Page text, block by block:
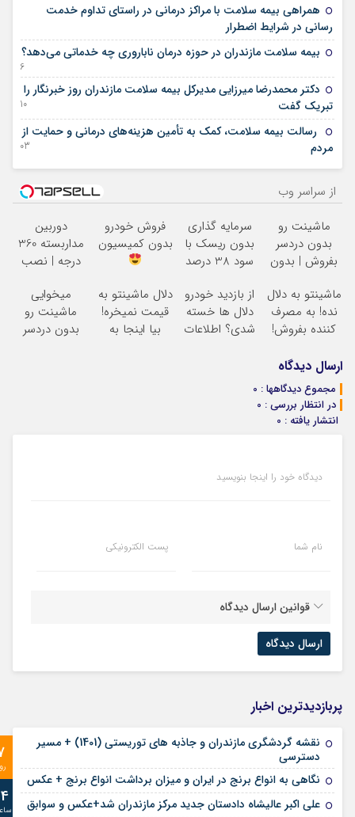
همراهی بیمه سلامت با مراکز درمانی در راستای تداوم خدمت
رسانی در شرایط اضطرار
بیمه سلامت مازندران در حوزه درمان ناباروری چه خدماتی می‌دهد؟
06 جولای 2023
دکتر محمدرضا میرزایی مدیرکل بیمه سلامت مازندران روز خبرنگار را
تبریک گفت
10 آگوست 2022
رسالت بیمه سلامت، کمک به تأمین هزینه‌های درمانی و حمایت از
مردم
03 آگوست 2022
از سراسر وب
ماشینت رو
بدون دردسر
بفروش | بدون
سرمایه گذاری
بدون ریسک با
سود 38 درصد
فروش خودرو
بدون کمیسیون
دوربین
مداربسته 360
درجه | نصب
ماشینتو به دلال
نده! به مصرف
کننده بفروش!
یک تماس
از بازدید خودرو
دلال ها خسته
شدی؟ اطلاعات
دلال ماشینتو به
قیمت نمیخره!
بیا اینجا به
میخوایی
ماشینت رو
بدون دردسر
ارسال دیدگاه
مجموع دیدگاهها : 0
در انتظار بررسی : 0
انتشار یافته : 0
دیدگاه خود را اینجا بنویسید
نام شما پست الکترونیکی
قوانین ارسال دیدگاه
پربازدیدترین اخبار
نقشه گردشگری مازندران و جاذبه های توریستی (1401) + مسیر
دسترسی
نگاهی به انواع برنج در ایران و میزان برداشت انواع برنج + عکس
علی‌ اکبر عالیشاه دادستان جدید مرکز مازندران شد+عکس و سوابق